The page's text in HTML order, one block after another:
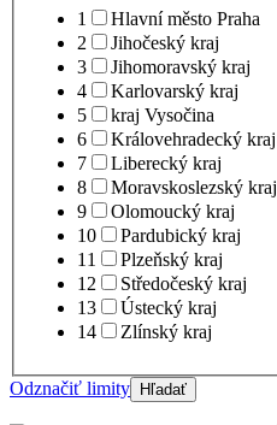
1
Hlavní město Praha
2
Jihočeský kraj
3
Jihomoravský kraj
4
Karlovarský kraj
5
kraj Vysočina
6
Královehradecký kraj
7
Liberecký kraj
8
Moravskoslezský kraj
9
Olomoucký kraj
10
Pardubický kraj
11
Plzeňský kraj
12
Středočeský kraj
13
Ústecký kraj
14
Zlínský kraj
Odznačiť limity Hľadať